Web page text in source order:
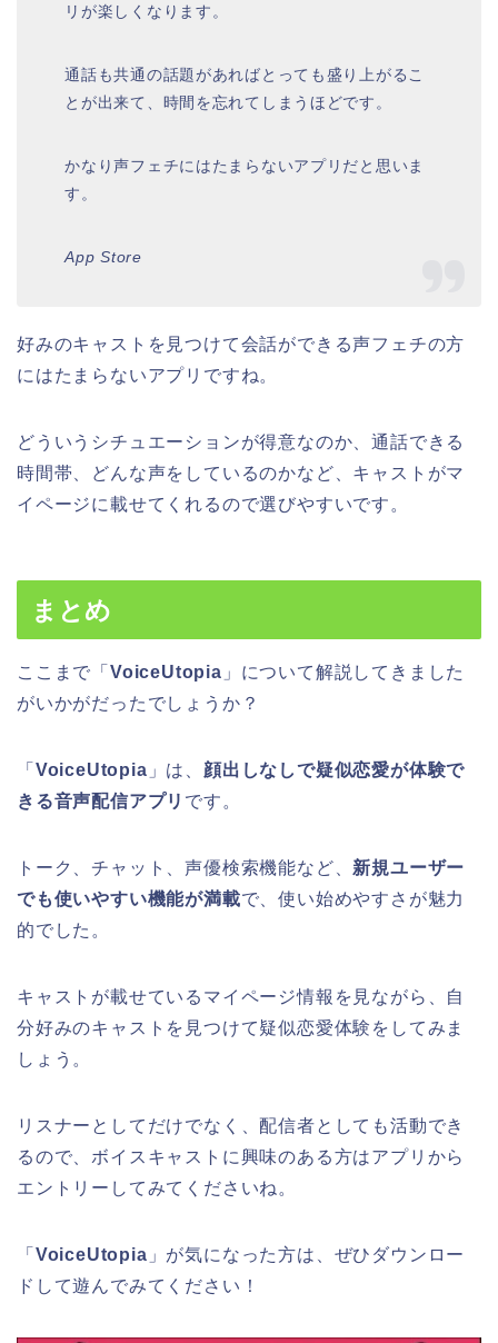
リが楽しくなります。
通話も共通の話題があればとっても盛り上がるこ
とが出来て、時間を忘れてしまうほどです。
かなり声フェチにはたまらないアプリだと思いま
す。
App Store
好みのキャストを見つけて会話ができる声フェチの方
にはたまらないアプリですね。
どういうシチュエーションが得意なのか、通話できる
時間帯、どんな声をしているのかなど、キャストがマ
イページに載せてくれるので選びやすいです。
まとめ
ここまで「 VoiceUtopia 」について解説してきました
がいかがだったでしょうか？
「 VoiceUtopia 」は、 顔出しなしで疑似恋愛が体験で
きる音声配信アプリ です。
トーク、チャット、声優検索機能など、 新規ユーザー
でも使いやすい機能が満載で、使い始めやすさが魅力
的でした。
キャストが載せているマイページ情報を見ながら、自
分好みのキャストを見つけて疑似恋愛体験をしてみま
しょう。
リスナーとしてだけでなく、配信者としても活動でき
るので、ボイスキャストに興味のある方はアプリから
エントリーしてみてくださいね。
「 VoiceUtopia 」が気になった方は、ぜひダウンロー
ドして遊んでみてください！